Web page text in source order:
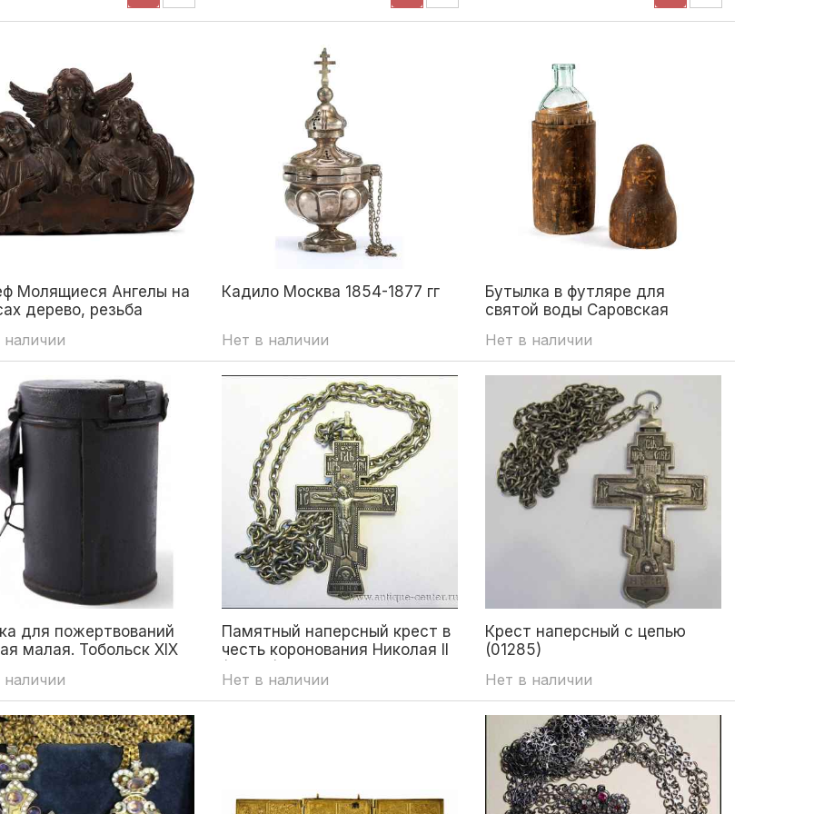
Молящиеся Ангелы на
дерево, резьба
Вторая половина
Кадило Москва 1854-1877 гг
Нет в наличии
Бутылка в футляре для
святой воды Саровская
Нет в наличии
для пожертвований
малая. Тобольск XIX
Памятный наперсный крест в
честь коронования Николая II
Нет в наличии
Крест наперсный с цепью
(01285)
Нет в наличии